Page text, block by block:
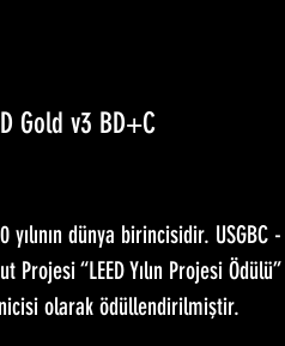
Gold v3 BD+C
yılının dünya birincisidir.
Projesi “LEED Yılın Projesi
olarak ödüllendirilmiştir.